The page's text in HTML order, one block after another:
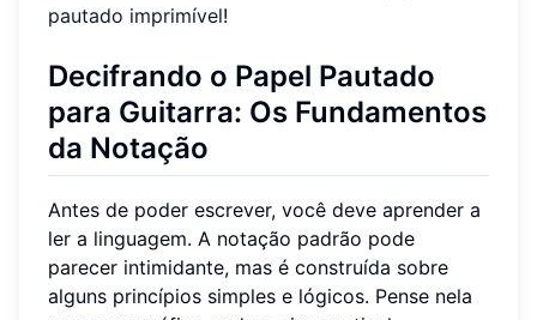
pautado imprimível!
Decifrando o Papel Pautado
para Guitarra: Os Fundamentos
da Notação
Antes de poder escrever, você deve aprender a
ler a linguagem. A notação padrão pode
parecer intimidante, mas é construída sobre
alguns princípios simples e lógicos. Pense nela